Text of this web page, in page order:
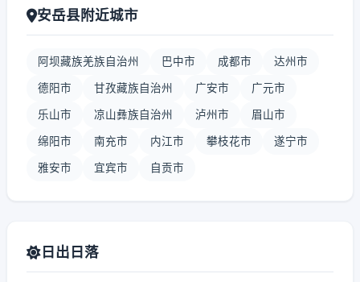
安岳县附近城市
阿坝藏族羌族自治州 巴中市 成都市 达州市
德阳市 甘孜藏族自治州 广安市 广元市
乐山市 凉山彝族自治州 泸州市 眉山市
绵阳市 南充市 内江市 攀枝花市 遂宁市
雅安市 宜宾市 自贡市
日出日落